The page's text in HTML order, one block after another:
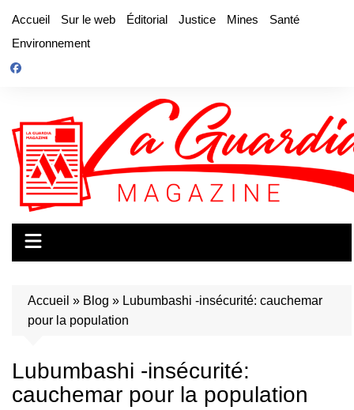
contenu
Accueil Sur le web Éditorial Justice Mines
Santé
Environnement
Accueil » Blog » Lubumbashi -insécurité: cauchemar
pour la population
Lubumbashi -insécurité:
cauchemar pour la population